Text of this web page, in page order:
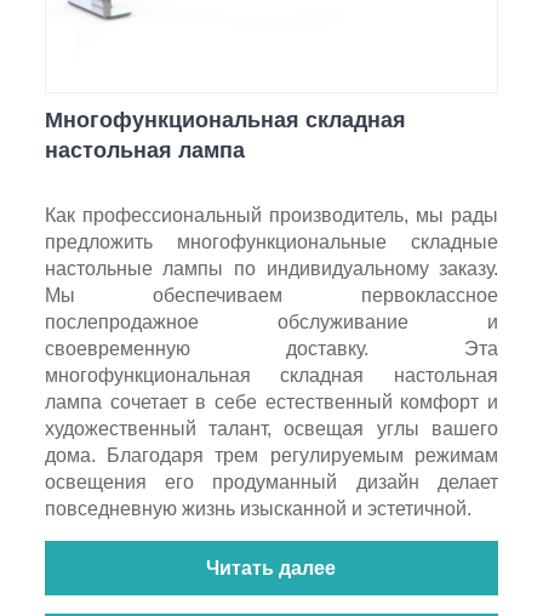
Многофункциональная складная
настольная лампа
Как профессиональный производитель, мы рады
предложить многофункциональные складные
настольные лампы по индивидуальному заказу.
Мы обеспечиваем первоклассное
послепродажное обслуживание и
своевременную доставку. Эта
многофункциональная складная настольная
лампа сочетает в себе естественный комфорт и
художественный талант, освещая углы вашего
дома. Благодаря трем регулируемым режимам
освещения его продуманный дизайн делает
повседневную жизнь изысканной и эстетичной.
Читать далее